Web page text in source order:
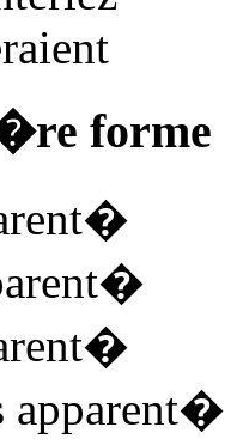
raient
forme
�
�
�
apparent�